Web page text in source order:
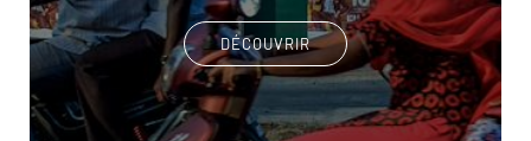
DÉCOUVRIR